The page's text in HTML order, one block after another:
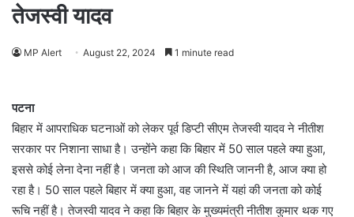
तेजस्वी यादव
MP Alert August 22, 2024 1 minute read
पटना
बिहार में आपराधिक घटनाओं को लेकर पूर्व डिप्टी सीएम तेजस्वी यादव ने नीतीश
सरकार पर निशाना साधा है। उन्होंने कहा कि बिहार में 50 साल पहले क्या हुआ,
इससे कोई लेना देना नहीं है। जनता को आज की स्थिति जाननी है, आज क्या हो
रहा है। 50 साल पहले बिहार में क्या हुआ, वह जानने में यहां की जनता को कोई
रूचि नहीं है। तेजस्वी यादव ने कहा कि बिहार के मुख्यमंत्री नीतीश कुमार थक गए